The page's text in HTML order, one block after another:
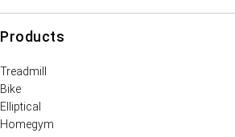
Products
Treadmill
Bike
Elliptical
Homegym